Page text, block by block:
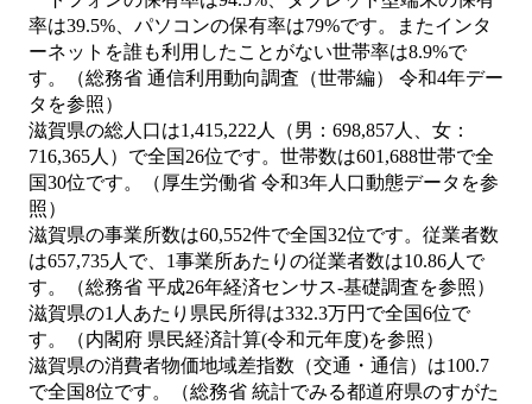
率は39.5%、パソコンの保有率は79%です。またインタ
ーネットを誰も利用したことがない世帯率は8.9%で
す。（総務省 通信利用動向調査（世帯編） 令和4年デー
タを参照）
滋賀県の総人口は1,415,222人（男：698,857人、女：
716,365人）で全国26位です。世帯数は601,688世帯で全
国30位です。（厚生労働省 令和3年人口動態データを参
照）
滋賀県の事業所数は60,552件で全国32位です。従業者数
は657,735人で、1事業所あたりの従業者数は10.86人で
す。（総務省 平成26年経済センサス‐基礎調査を参照）
滋賀県の1人あたり県民所得は332.3万円で全国6位で
す。（内閣府 県民経済計算(令和元年度)を参照）
滋賀県の消費者物価地域差指数（交通・通信）は100.7
で全国8位です。（総務省 統計でみる都道府県のすがた